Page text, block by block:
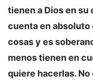
tienen a Dios en su
cuenta en absoluto
cosas y es
menos tienen en
quiere hacerlas.